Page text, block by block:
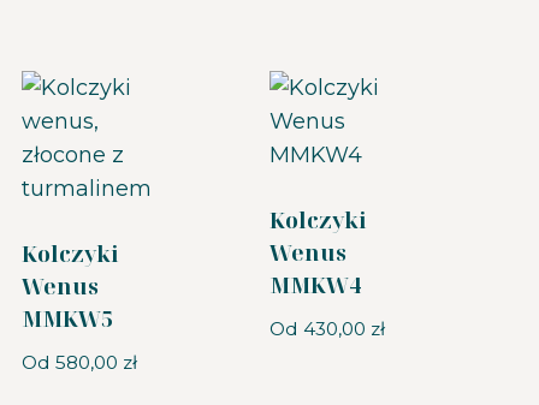
Kolczyki
Wenus
MMKW5
Od 580,00 zł
Kolczyki
Wenus
MMKW4
Od 430,00 zł